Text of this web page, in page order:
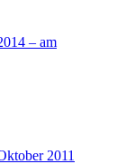
– am
2011